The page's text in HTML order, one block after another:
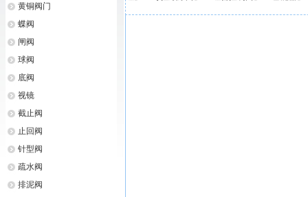
黄铜阀门
蝶阀
闸阀
球阀
底阀
视镜
截止阀
止回阀
针型阀
疏水阀
排泥阀